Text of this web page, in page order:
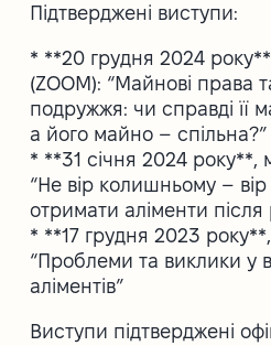
Підтверджені виступи:
* **20 грудня 2024
(ZOOM): “Майнові права
подружжя: чи справді її
а його майно – спільна?”
* **31 січня 2024 року**,
“Не вір колишньому –
отримати аліменти
* **17 грудня 2023
“Проблеми та виклики у
аліментів”
Виступи підтверджені